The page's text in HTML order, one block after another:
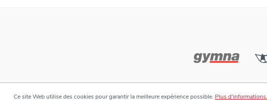
Ce site Web utilise des cookies pour garantir la meilleure expérience possible. Plus